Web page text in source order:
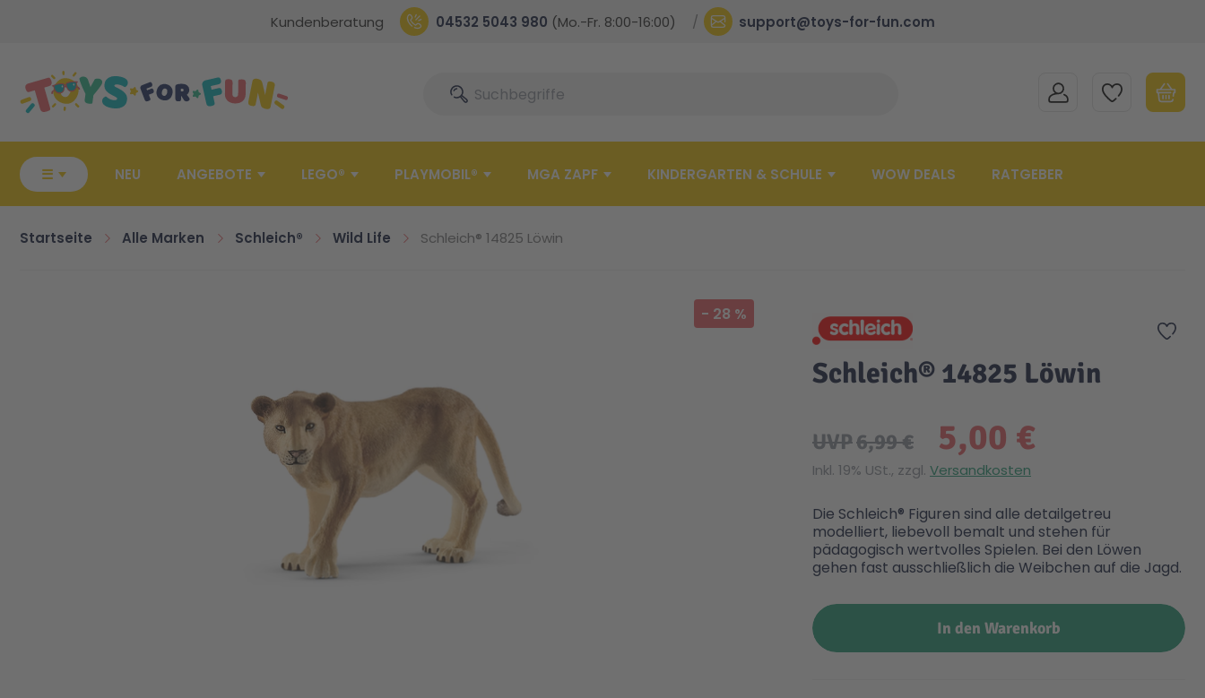
Kundenberatung 04532 5043 980 (Mo.-Fr. 8:00-16:00) support@toys-for-fun.com
SucheSuche MEIN KONTOMEINE WUNSCHLISTE
☰ NEU ANGEBOTE LEGO® PLAYMOBIL® MGA ZAPF KINDERGARTEN & SCHULE WOW DEALS RATGEBER
Startseite Alle Marken Schleich® Wild Life Schleich® 14825 Löwin
- 28 %
Zur
Schleich® 14825 Löwin
5,00 €
UVP6,99 €
Inkl. 19% USt., zzgl. Versandkosten
Die Schleich® Figuren sind alle detailgetreu
modelliert, liebevoll bemalt und stehen für
pädagogisch wertvolles Spielen. Bei den Löwen
gehen fast ausschließlich die Weibchen auf die Jagd.
In den Warenkorb